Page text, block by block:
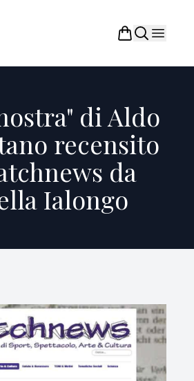
di Aldo
recensito
da
Ialongo